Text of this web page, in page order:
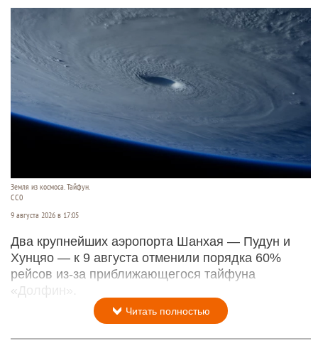
Земля из космоса. Тайфун.
СС0
9 августа 2026 в 17:05
Два крупнейших аэропорта Шанхая — Пудун и
Хунцяо — к 9 августа отменили порядка 60%
рейсов из-за приближающегося тайфуна
«Долфин».
Читать полностью